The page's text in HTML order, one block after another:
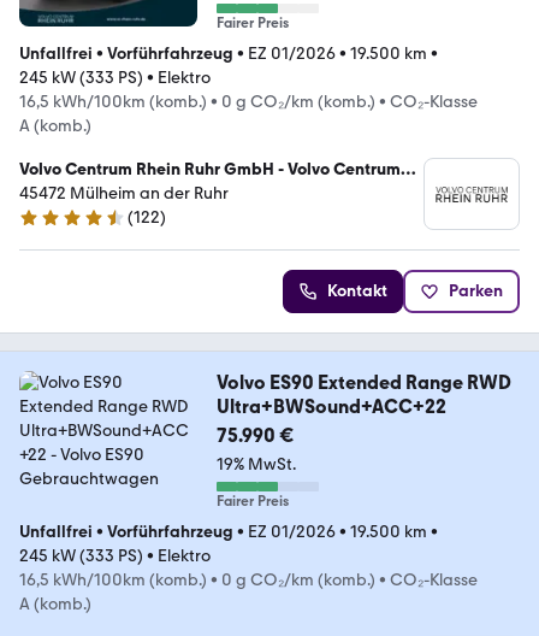
Fairer Preis
Unfallfrei • Vorführfahrzeug • EZ 01/2026• 19.500 km •
245 kW (333 PS) • Elektro
16,5 kWh/100km (komb.) • 0 g CO₂/km (komb.) • CO₂-Klasse
A (komb.)
Volvo Centrum Rhein Ruhr GmbH - Volvo Centrum
Essen/ Mülheim
45472 Mülheim an der Ruhr
4.6 Sterne
(122)
Kontakt Parken
Volvo ES90 Extended Range RWD
Ultra+BWSound+ACC+22
75.990 €
19% MwSt.
Fairer Preis
Unfallfrei • Vorführfahrzeug • EZ 01/2026• 19.500 km •
245 kW (333 PS) • Elektro
16,5 kWh/100km (komb.) • 0 g CO₂/km (komb.) • CO₂-Klasse
A (komb.)